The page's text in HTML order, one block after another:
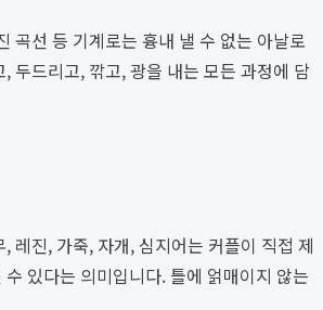
곡선 등 기계로는 흉내 낼 수 없는 아날로
두드리고, 깎고, 광을 내는 모든 과정에 담
레진, 가죽, 자개, 심지어는 커플이 직접 제
있다는 의미입니다. 틀에 얽매이지 않는